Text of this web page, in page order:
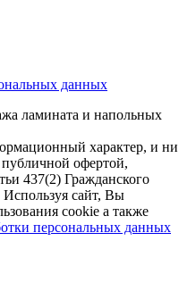
данных
ламината и напольных
характер, и ни
публичной офертой,
437(2) Гражданского
сайт, Вы
cookie а также
персональных данных